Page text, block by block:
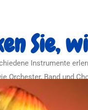
Sie,
Instrumente
Orchester, Band und